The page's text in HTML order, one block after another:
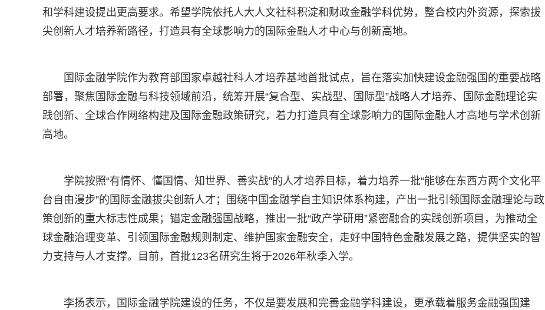
和学科建设提出更高要求。希望学院依托人大人文社科积淀和财政金融学科优势，整合校内外资源，探索拔
尖创新人才培养新路径，打造具有全球影响力的国际金融人才中心与创新高地。
国际金融学院作为教育部国家卓越社科人才培养基地首批试点，旨在落实加快建设金融强国的重要战略
部署，聚焦国际金融与科技领域前沿，统筹开展“复合型、实战型、国际型”战略人才培养、国际金融理论实
践创新、全球合作网络构建及国际金融政策研究，着力打造具有全球影响力的国际金融人才高地与学术创新
高地。
学院按照“有情怀、懂国情、知世界、善实战”的人才培养目标，着力培养一批“能够在东西方两个文化平
台自由漫步”的国际金融拔尖创新人才；围绕中国金融学自主知识体系构建，产出一批引领国际金融理论与政
策创新的重大标志性成果；锚定金融强国战略，推出一批“政产学研用”紧密融合的实践创新项目，为推动全
球金融治理变革、引领国际金融规则制定、维护国家金融安全，走好中国特色金融发展之路，提供坚实的智
力支持与人才支撑。目前，首批123名研究生将于2026年秋季入学。
李扬表示，国际金融学院建设的任务，不仅是要发展和完善金融学科建设，更承载着服务金融强国建